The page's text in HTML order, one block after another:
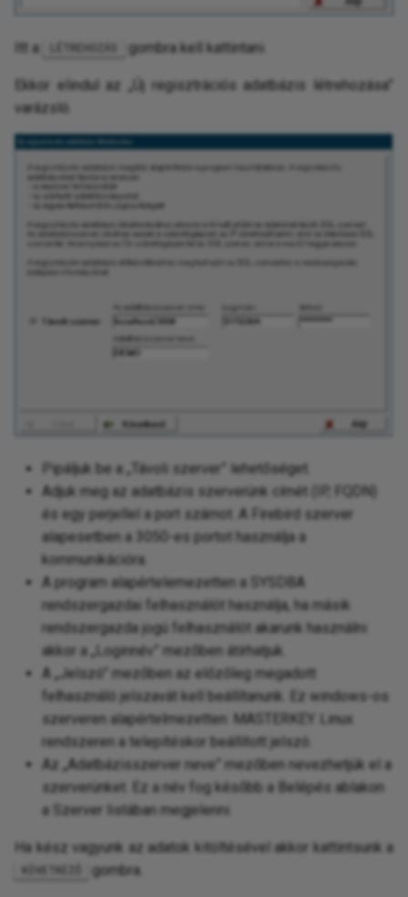
Itt a LÉTREHOZÁS gombra kell kattintani.
Ekkor elindul az „Új regisztrációs adatbázis létrehozása”
varázsló.
Pipáljuk be a „Távoli szerver” lehetőséget.
Adjuk meg az adatbázis szerverünk címét (IP, FQDN)
és egy perjellel a port számot. A Firebird szerver
alapesetben a 3050-es portot használja a
kommunikációra.
A program alapértelemezetten a SYSDBA
rendszergazdai felhasználót használja, ha másik
rendszergazda jogú felhasználót akarunk használni
akkor a „Loginnév” mezőben átírhatjuk.
A „Jelszó” mezőben az előzőleg megadott
felhasználó jelszavát kell beállítanunk. Ez windows-os
szerveren alapértelmezetten: MASTERKEY. Linux
rendszeren a telepítéskor beállított jelszó.
Az „Adatbázisszerver neve” mezőben nevezhetjük el a
szerverünket. Ez a név fog később a Belépés ablakon
a Szerver listában megjelenni.
Ha kész vagyunk az adatok kitöltésével akkor kattintsunk a
KÖVETKEZŐ gombra.